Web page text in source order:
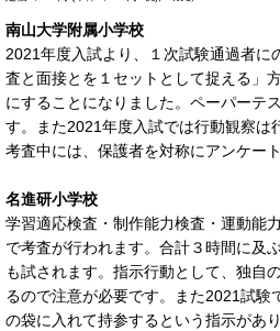
南山大学附属小学校
2021年度入試より、１次試験通過者に
査と面接とを１セットとして捉える」
にすることになりました。ペーパーテ
す。また2021年度入試では行動観察は
考査中には、保護者を対称にアンケー
名進研小学校
学習適応検査・制作能力検査・運動能
で考査が行われます。合計３時間に及
も試されます。指示行動として、独自
るので注意が必要です。また2021試験
の袋に入れて持参するという指示があり